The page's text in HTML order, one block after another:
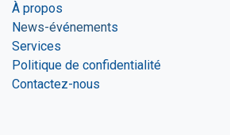
À propos
News-événements
Services
Politique de confidentialité
Contactez-nous